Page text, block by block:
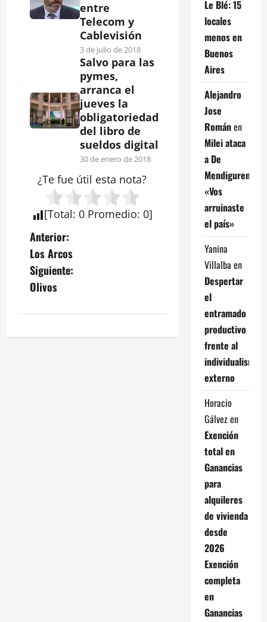
entre
Telecom y
Cablevisión
3 de julio de 2018
Salvo para las
pymes,
arranca el
jueves la
obligatoriedad
del libro de
sueldos digital
30 de enero de 2018
¿Te fue útil esta nota?
[Total: 0 Promedio: 0]
N
a
v
g
Anterior:
Los Arcos
Siguiente:
Olivos
Le Blé: 15
locales
menos en
Buenos
Aires
Alejandro
Jose
Románen
Milei ataca
a De
Mendiguren:
«Vos
arruinaste
el país»
Yanina
Villalba en
Despertar
el
entramado
productivo
frente al
individualismo
externo
Horacio
Gálvezen
Exención
total en
Ganancias
para
alquileres
de vivienda
desde
2026
Exención
completa
en
Ganancias